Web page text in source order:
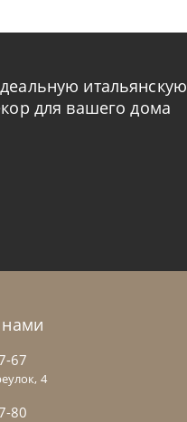
итальянскую
для вашего дома
нами
67
4
80